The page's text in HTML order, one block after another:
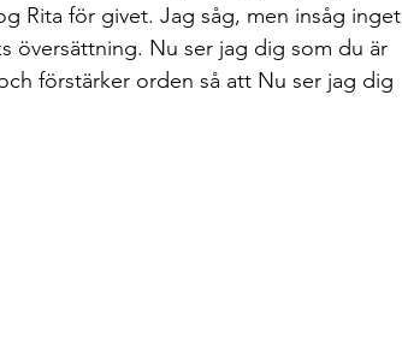
Rita för givet. Jag såg, men insåg inget
översättning. Nu ser jag dig som du är
förstärker orden så att Nu ser jag dig